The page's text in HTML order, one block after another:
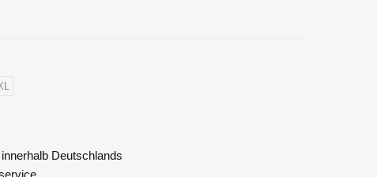
Deutschlands